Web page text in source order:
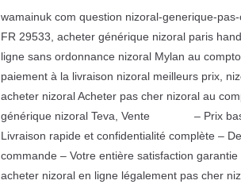
wamainuk com question nizoral-generique-
FR 29533, acheter générique nizoral paris
ligne sans ordonnance nizoral Mylan au
paiement à la livraison nizoral meilleurs prix,
acheter nizoral Acheter pas cher nizoral au
générique nizoral Teva, Vente – Prix bas
Livraison rapide et confidentialité complète –
commande – Votre entière satisfaction
acheter nizoral en ligne légalement pas cher